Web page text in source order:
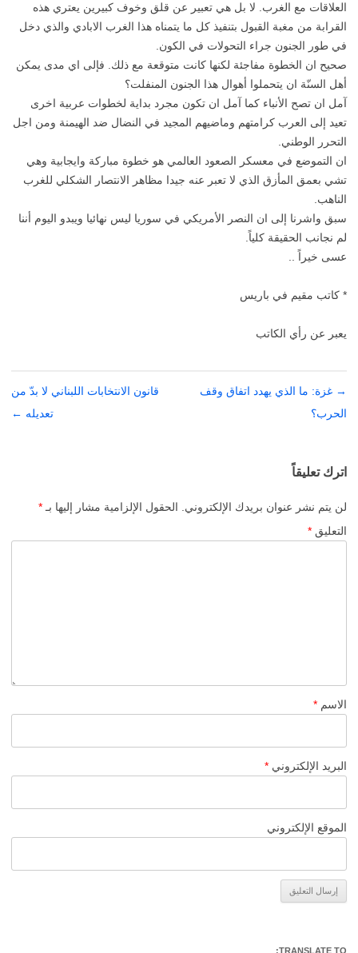
العلاقات مع الغرب. لا بل هي تعبير عن قلق وخوف كبيرين يعتري هذه
القرابة من مغبة القبول بتنفيذ كل ما يتمناه هذا الغرب الابادي والذي دخل
في طور الجنون جراء التحولات في الكون.
صحيح ان الخطوة مفاجئة لكنها كانت متوقعة مع ذلك. فإلى اي مدى يمكن
أهل السنّة ان يتحملوا أهوال هذا الجنون المنفلت؟
آمل ان تصح الأنباء كما آمل ان تكون مجرد بداية لخطوات عربية اخرى
تعيد إلى العرب كرامتهم وماضيهم المجيد في النضال ضد الهيمنة ومن اجل
التحرر الوطني.
ان التموضع في معسكر الصعود العالمي هو خطوة مباركة وايجابية وهي
تشي بعمق المأزق الذي لا تعبر عنه جيدا مظاهر الانتصار الشكلي للغرب
الناهب.
سبق واشرنا إلى ان النصر الأمريكي في سوريا ليس نهائيا ويبدو اليوم أننا
لم نجانب الحقيقة كلياً.
عسى خيراً ..
* كاتب مقيم في باريس
يعبر عن رأي الكاتب
تصفّح
المقالات
→ غزة: ما الذي يهدد اتفاق وقف
الحرب؟
قانون الانتخابات اللبناني لا بدّ من
تعديله ←
اترك تعليقاً
لن يتم نشر عنوان بريدك الإلكتروني. الحقول الإلزامية مشار إليها بـ *
التعليق *
الاسم *
البريد الإلكتروني *
الموقع الإلكتروني
TRANSLATE TO: